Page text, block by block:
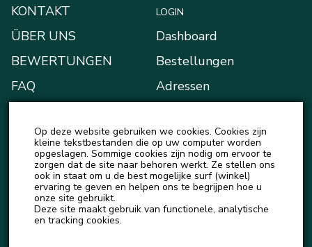
KONTAKT
ÜBER UNS
BEWERTUNGEN
FAQ
NEUIGKEITEN
LOGIN
Dashboard
Bestellungen
Adressen
Mein Portemonnaie
Kontodetails
Ausloggen
Op deze website gebruiken we cookies. Cookies zijn
kleine tekstbestanden die op uw computer worden
opgeslagen. Sommige cookies zijn nodig om ervoor te
zorgen dat de site naar behoren werkt. Ze stellen ons
ook in staat om u de best mogelijke surf (winkel)
ervaring te geven en helpen ons te begrijpen hoe u
onze site gebruikt.
Deze site maakt gebruik van functionele, analytische
en tracking cookies.